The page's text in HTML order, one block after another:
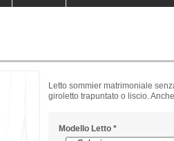
Letto sommier matrimoniale
giroletto trapuntato o liscio.
Modello Letto*